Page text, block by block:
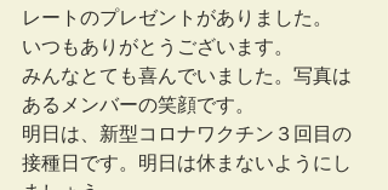
レートのプレゼントがありました。
いつもありがとうございます。
みんなとても喜んでいました。写真は
あるメンバーの笑顔です。
明日は、新型コロナワクチン３回目の
接種日です。明日は休まないようにし